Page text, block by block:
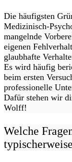
Die häufigsten
Medizinisch-
mangelnde
eigenen
glaubhafte
Es wird häufig
beim ersten
professionelle
Dafür stehen wir
Wolff!
Welche